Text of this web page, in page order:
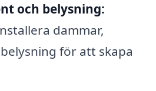
och belysning:
dammar,
för att skapa